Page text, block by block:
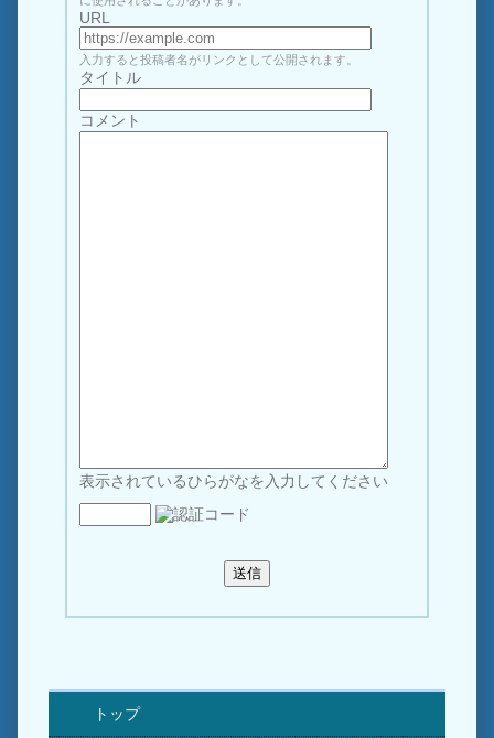
URL
入力すると投稿者名がリンクとして公開されます。
タイトル
コメント
表示されているひらがなを入力してください
トップ